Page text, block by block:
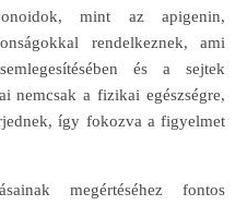
mint az apigenin,
rendelkeznek, ami
és a sejtek
nemcsak a fizikai egészségre,
így fokozva a figyelmet
megértéséhez fontos